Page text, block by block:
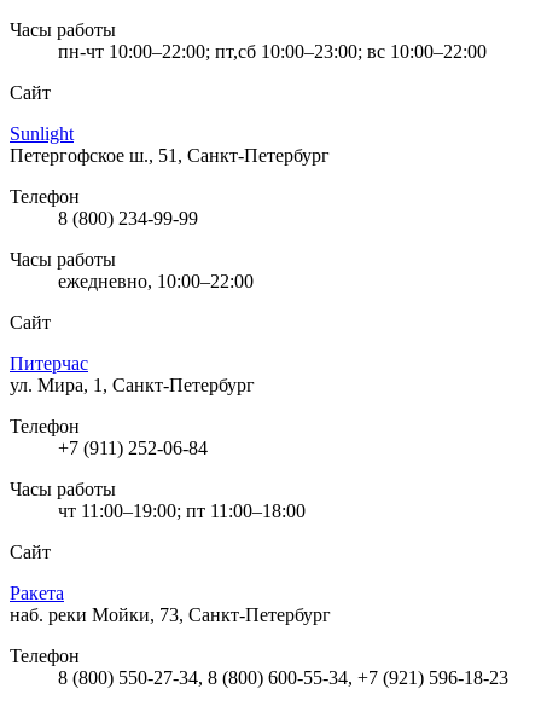
Часы работы
пн-чт 10:00–22:00; пт,сб 10:00–23:00; вс 10:00–22:00
Сайт
Sunlight
Петергофское ш., 51, Санкт-Петербург
Телефон
8 (800) 234-99-99
Часы работы
ежедневно, 10:00–22:00
Сайт
Питерчас
ул. Мира, 1, Санкт-Петербург
Телефон
+7 (911) 252-06-84
Часы работы
чт 11:00–19:00; пт 11:00–18:00
Сайт
Ракета
наб. реки Мойки, 73, Санкт-Петербург
Телефон
8 (800) 550-27-34, 8 (800) 600-55-34, +7 (921) 596-18-23